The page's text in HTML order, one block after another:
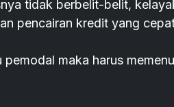
tidak berbelit-belit,
pencairan kredit yang
maka harus